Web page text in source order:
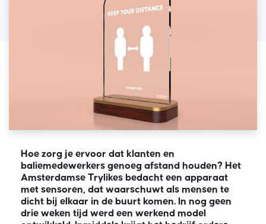
Hoe zorg je ervoor dat klanten en
baliemedewerkers genoeg afstand houden? Het
Amsterdamse Trylikes bedacht een apparaat
met sensoren, dat waarschuwt als mensen te
dicht bij elkaar in de buurt komen. In nog geen
drie weken tijd werd een werkend model